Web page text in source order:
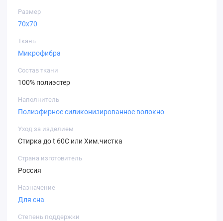
Каждая нить ткани «микрофибра» расслоена на
тончайшие микроволокна, что придает ткани
необычайную мягкость по сравнению с обычной, а
между микроволокнами создается капиллярный
влагу.
Размер
70х70
Ткань
Микрофибра
Состав ткани
100% полиэстер
Наполнитель
Полиэфирное силиконизированное волокно
Уход за изделием
Стирка до t 60C или Хим.чистка
Страна изготовитель
Россия
Назначение
Для сна
Степень поддержки